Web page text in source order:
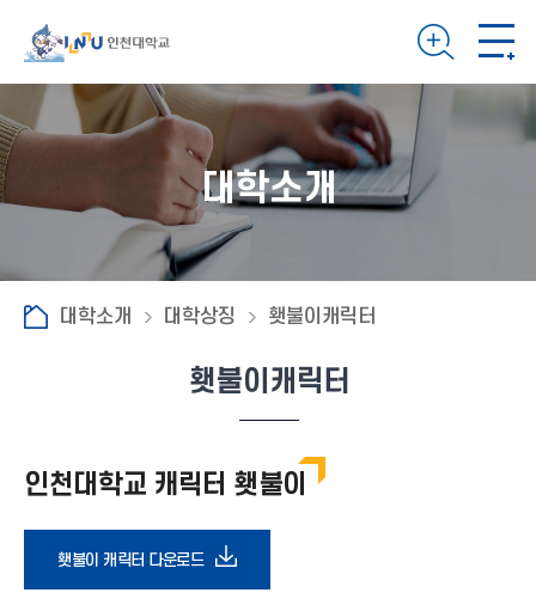
대학소개
대학소개 대학상징 횃불이캐릭터
횃불이캐릭터
인천대학교 캐릭터 횃불이
횃불이 캐릭터 다운로드다